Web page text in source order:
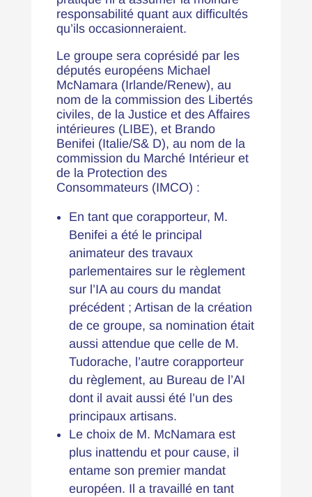
responsabilité quant aux difficultés
qu’ils occasionneraient.
Le groupe sera coprésidé par les
députés européens Michael
McNamara (Irlande/Renew), au
nom de la commission des Libertés
civiles, de la Justice et des Affaires
intérieures (LIBE), et Brando
Benifei (Italie/S& D), au nom de la
commission du Marché Intérieur et
de la Protection des
Consommateurs (IMCO) :
En tant que corapporteur, M.
Benifei a été le principal
animateur des travaux
parlementaires sur le règlement
sur l’IA au cours du mandat
précédent ; Artisan de la création
de ce groupe, sa nomination était
aussi attendue que celle de M.
Tudorache, l’autre corapporteur
du règlement, au Bureau de l’AI
dont il avait aussi été l’un des
principaux artisans.
Le choix de M. McNamara est
plus inattendu et pour cause, il
entame son premier mandat
européen. Il a travaillé en tant